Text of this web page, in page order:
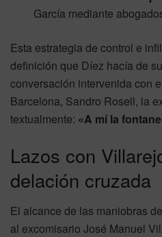
García mediante
Esta estrategia de control e
definición que Díez hacía de
conversación intervenida con
Barcelona, Sandro Rosell, la
textualmente: «A mí la
Lazos con
delación cruzada
El alcance de las maniobras
al excomisario José Manuel